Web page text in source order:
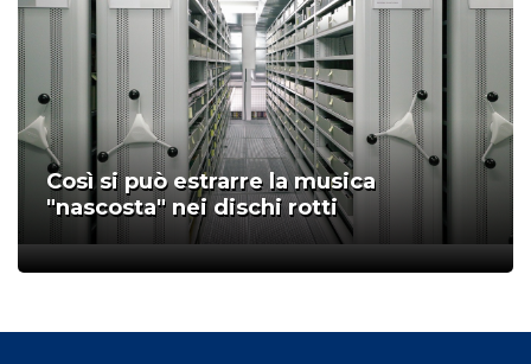
Così si può estrarre la musica
"nascosta" nei dischi rotti